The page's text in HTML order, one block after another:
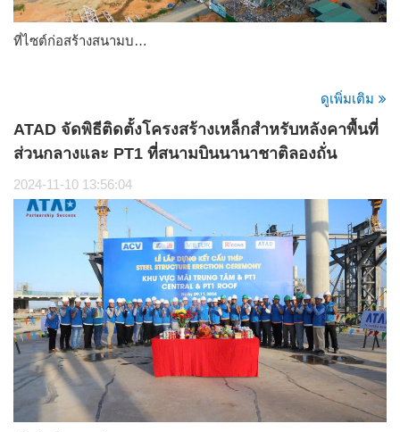
ที่ไซต์ก่อสร้างสนามบ…
ดูเพิ่มเติม
ATAD จัดพิธีติดตั้งโครงสร้างเหล็กสำหรับหลังคาพื้นที่
ส่วนกลางและ PT1 ที่สนามบินนานาชาติลองถั่น
2024-11-10 13:56:04